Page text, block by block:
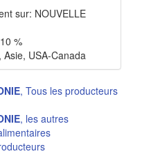
sur: NOUVELLE
%
USA-Canada
, Tous les producteurs
, les autres